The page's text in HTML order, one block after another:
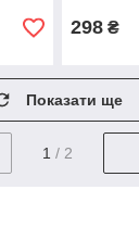
298 ₴
Показати ще
1 / 2